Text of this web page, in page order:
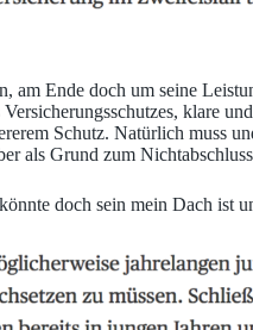
Ende doch um seine
klare
Schutz. Natürlich muss
als Grund zum
doch sein mein Dach ist